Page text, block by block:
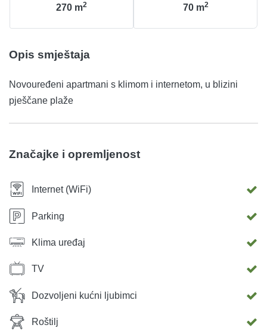
270 m2 70 m2
Opis smještaja
Novouređeni apartmani s klimom i internetom, u blizini
pješčane plaže
Značajke i opremljenost
Internet (WiFi)
Parking
Klima uređaj
TV
Dozvoljeni kućni ljubimci
Roštilj